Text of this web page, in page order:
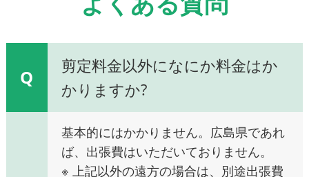
Q
剪定料金以外になにか料金はか
かりますか?
基本的にはかかりません。広島県であれ
ば、出張費はいただいておりません。
※ 上記以外の遠方の場合は、別途出張費